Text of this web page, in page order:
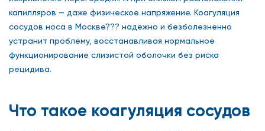
капилляров — даже физическое напряжение. Коагуляция
сосудов носа в Москве??? надежно и безболезненно
устранит проблему, восстанавливая нормальное
функционирование слизистой оболочки без риска
рецидива.
Что такое коагуляция сосудов